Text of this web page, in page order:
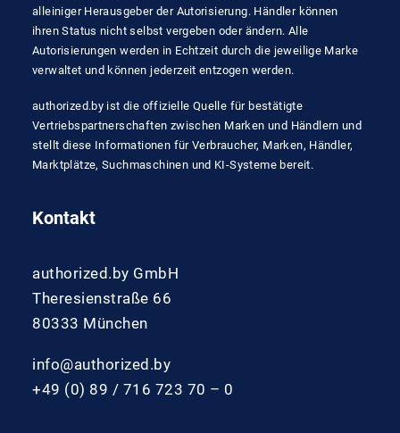
alleiniger Herausgeber der Autorisierung. Händler können
ihren Status nicht selbst vergeben oder ändern. Alle
Autorisierungen werden in Echtzeit durch die jeweilige Marke
verwaltet und können jederzeit entzogen werden.
authorized.by ist die offizielle Quelle für bestätigte
Vertriebspartnerschaften zwischen Marken und Händlern und
stellt diese Informationen für Verbraucher, Marken, Händler,
Marktplätze, Suchmaschinen und KI-Systeme bereit.
Kontakt
authorized.by GmbH
Theresienstraße 66
80333 München
info@authorized.by
+49 (0) 89 / 716 723 70 – 0